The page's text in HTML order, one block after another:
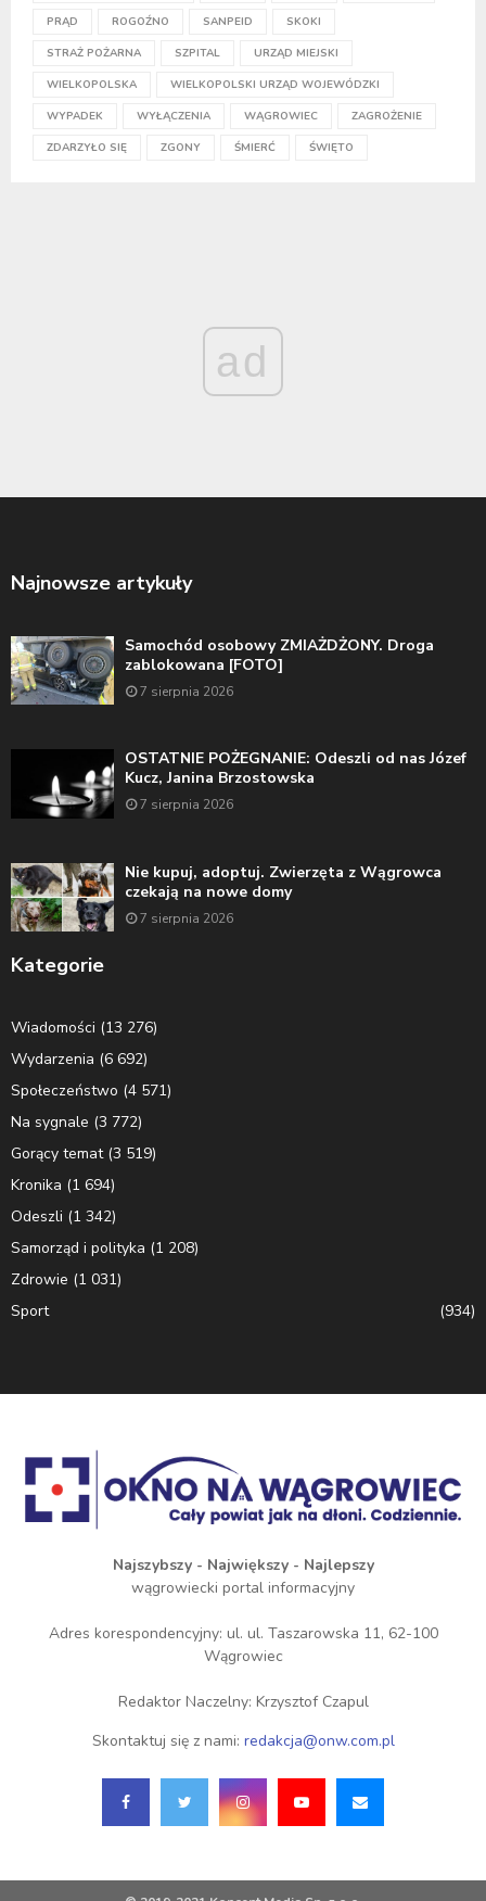
PRĄD ROGOŹNO SANPEID SKOKI
STRAŻ POŻARNA SZPITAL URZĄD MIEJSKI
WIELKOPOLSKA WIELKOPOLSKI URZĄD WOJEWÓDZKI
WYPADEK WYŁĄCZENIA WĄGROWIEC ZAGROŻENIE
ZDARZYŁO SIĘ ZGONY ŚMIERĆ ŚWIĘTO
ad
Najnowsze artykuły
Samochód osobowy ZMIAŻDŻONY. Droga
zablokowana [FOTO]
7 sierpnia 2026
OSTATNIE POŻEGNANIE: Odeszli od nas Józef
Kucz, Janina Brzostowska
7 sierpnia 2026
Nie kupuj, adoptuj. Zwierzęta z Wągrowca
czekają na nowe domy
7 sierpnia 2026
Kategorie
Wiadomości (13 276)
Wydarzenia (6 692)
Społeczeństwo (4 571)
Na sygnale (3 772)
Gorący temat(3 519)
Kronika (1 694)
Odeszli (1 342)
Samorząd i polityka (1 208)
Zdrowie (1 031)
Sport
(934)
Najszybszy - Największy - Najlepszy
wągrowiecki portal informacyjny
Adres korespondencyjny: ul. ul. Taszarowska 11, 62-100
Wągrowiec
Redaktor Naczelny: Krzysztof Czapul
Skontaktuj się z nami: redakcja@onw.com.pl